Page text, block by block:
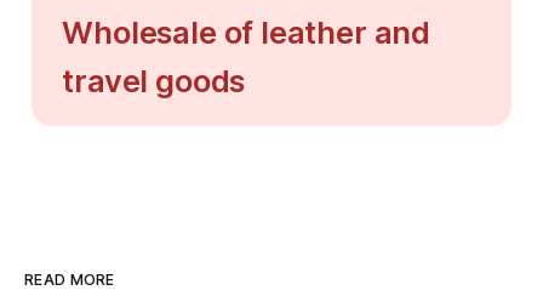
Wholesale of leather and
travel goods
READ MORE